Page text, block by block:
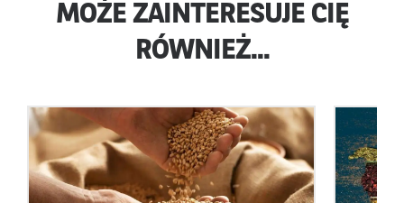
MOŻE ZAINTERESUJE CIĘ
RÓWNIEŻ...